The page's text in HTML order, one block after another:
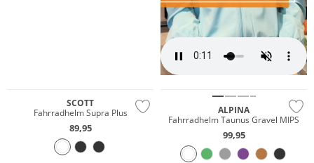
SCOTT
Fahrradhelm Supra Plus
89,95
ALPINA
Fahrradhelm Taunus Gravel MIPS
99,95